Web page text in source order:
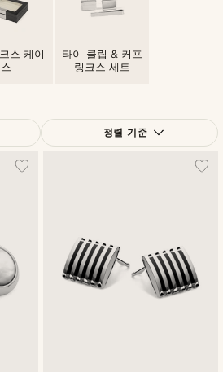
스 케이
스
타이 클립 & 커프
링크스 세트
정렬 기준